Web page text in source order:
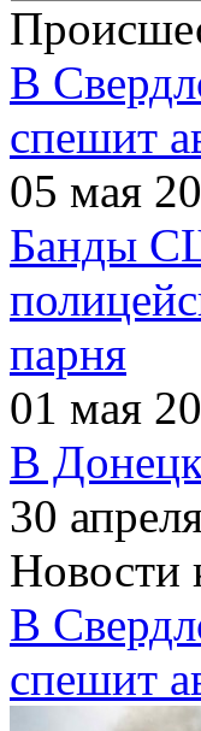
В
спешит
05 мая
Банды
парня
01 мая
В
30
Новости
В
спешит